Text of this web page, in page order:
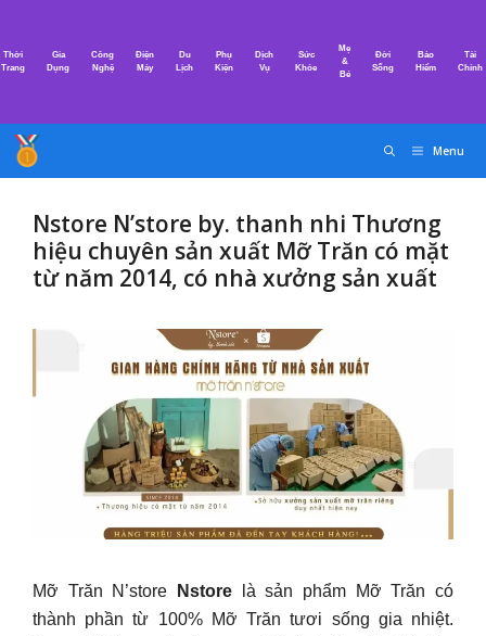
nội
Thời
Trang
Gia
Dụng
Công
Nghệ
Điện
Máy
Du
Lịch
Phụ
Kiện
Dịch
Vụ
Sức
Khỏe
Mẹ
&
Bé
Đời
Sống
Bảo
Hiểm
Tài
Chính
Menu
Nstore N’store by. thanh nhi Thương
hiệu chuyên sản xuất Mỡ Trăn có mặt
từ năm 2014, có nhà xưởng sản xuất
Mỡ Trăn N’store Nstore là sản phẩm Mỡ Trăn có
thành phần từ 100% Mỡ Trăn tươi sống gia nhiệt.